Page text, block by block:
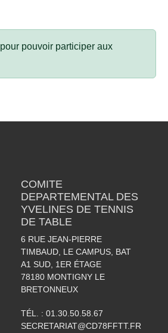
pour pouvoir participer aux
COMITE
DEPARTEMENTAL DES
YVELINES DE TENNIS
DE TABLE
6 RUE JEAN-PIERRE
TIMBAUD, LE CAMPUS, BAT
A1 SUD, 1ER ÉTAGE
78180 MONTIGNY LE
BRETONNEUX
TÉL. : 01.30.50.58.67
SECRETARIAT@CD78FFTT.FR